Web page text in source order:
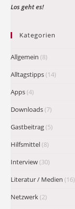
Los geht es!
Kategorien
Allgemein (8)
Alltagstipps(14)
Apps(4)
Downloads(7)
Gastbeitrag(5)
Hilfsmittel(8)
Interview(30)
Literatur / Medien (16)
Netzwerk(2)